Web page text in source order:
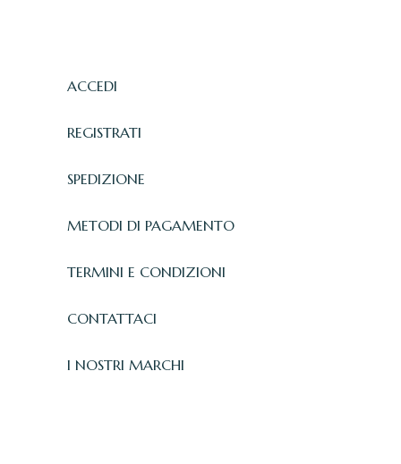
ACCEDI
REGISTRATI
SPEDIZIONE
METODI DI PAGAMENTO
TERMINI E CONDIZIONI
CONTATTACI
I NOSTRI MARCHI